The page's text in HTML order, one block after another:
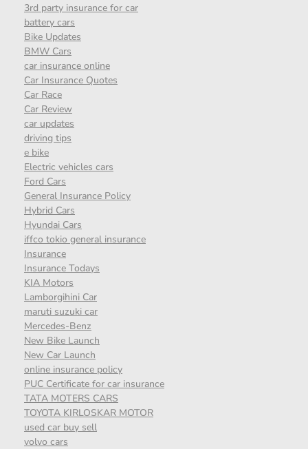
3rd party insurance for car
battery cars
Bike Updates
BMW Cars
car insurance online
Car Insurance Quotes
Car Race
Car Review
car updates
driving tips
e bike
Electric vehicles cars
Ford Cars
General Insurance Policy
Hybrid Cars
Hyundai Cars
iffco tokio general insurance
Insurance
Insurance Todays
KIA Motors
Lamborgihini Car
maruti suzuki car
Mercedes-Benz
New Bike Launch
New Car Launch
online insurance policy
PUC Certificate for car insurance
TATA MOTERS CARS
TOYOTA KIRLOSKAR MOTOR
used car buy sell
volvo cars